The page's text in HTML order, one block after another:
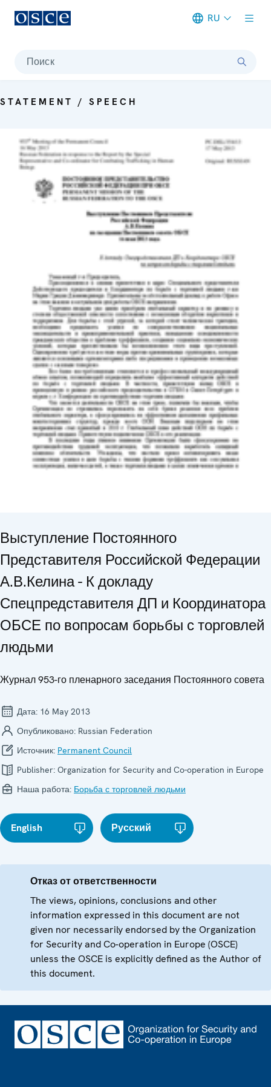
RU
Поиск
STATEMENT / SPEECH
Выступление Постоянного
Представителя Российской Федерации
А.В.Келина - К докладу
Спецпредставителя ДП и Координатора
ОБСЕ по вопросам борьбы с торговлей
людьми
Журнал 953-го пленарного заседания Постоянного совета
Дата: 16 May 2013
Опубликовано: Russian Federation
Источник: Permanent Council
Publisher: Organization for Security and Co-operation in Europe
Наша работа: Борьба с торговлей людьми
English Русский
Отказ от ответственности
The views, opinions, conclusions and other
information expressed in this document are not
given nor necessarily endorsed by the Organization
for Security and Co-operation in Europe (OSCE)
unless the OSCE is explicitly defined as the Author of
this document.